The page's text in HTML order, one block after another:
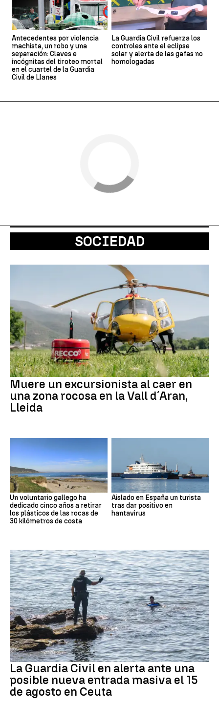
Antecedentes por violencia
machista, un robo y una
separación: Claves e
incógnitas del tiroteo mortal
en el cuartel de la Guardia
Civil de Llanes
La Guardia Civil refuerza los
controles ante el eclipse
solar y alerta de las gafas no
homologadas
SOCIEDAD
Muere un excursionista al caer en
una zona rocosa en la Vall d´Aran,
Lleida
Un voluntario gallego ha
dedicado cinco años a retirar
los plásticos de las rocas de
30 kilómetros de costa
Aislado en España un turista
tras dar positivo en
hantavirus
Ceuta
La Guardia Civil en alerta ante una
posible nueva entrada masiva el 15
de agosto en Ceuta